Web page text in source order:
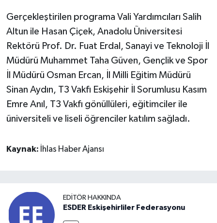
Gerçekleştirilen programa Vali Yardımcıları Salih
Altun ile Hasan Çiçek, Anadolu Üniversitesi
Rektörü Prof. Dr. Fuat Erdal, Sanayi ve Teknoloji İl
Müdürü Muhammet Taha Güven, Gençlik ve Spor
İl Müdürü Osman Ercan, İl Milli Eğitim Müdürü
Sinan Aydın, T3 Vakfı Eskişehir İl Sorumlusu Kasım
Emre Anıl, T3 Vakfı gönüllüleri, eğitimciler ile
üniversiteli ve liseli öğrenciler katılım sağladı.
Kaynak: İhlas Haber Ajansı
EDITÖR HAKKINDA
ESDER Eskişehirliler Federasyonu